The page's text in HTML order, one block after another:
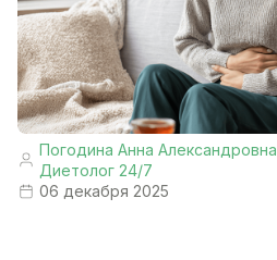
Погодина Анна Александровна
Диетолог 24/7
06 декабря 2025